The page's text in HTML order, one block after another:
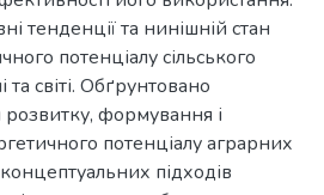
тенденції та нинішній стан
потенціалу сільського
та світі. Обґрунтовано
розвитку, формування і
потенціалу аграрних
підходів